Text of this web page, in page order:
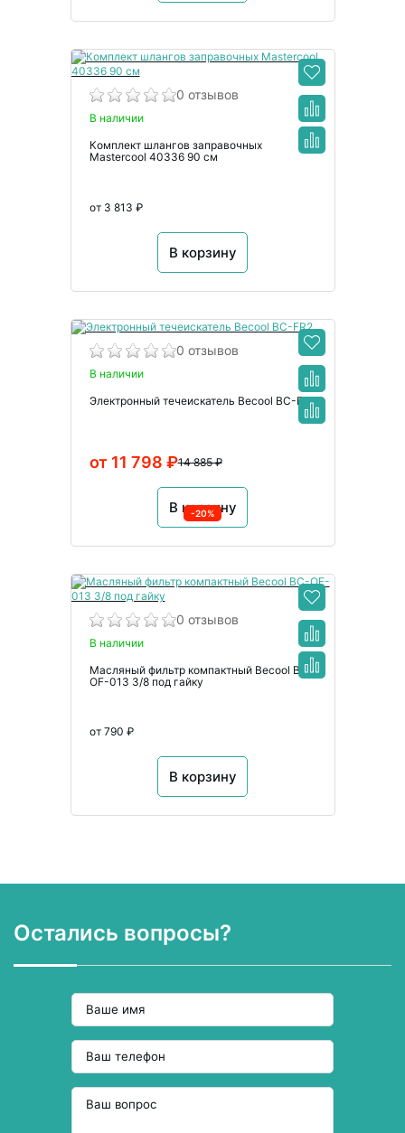
0 отзывов
В наличии
Комплект шлангов заправочных
Mastercool 40336 90 см
от 3 813 ₽
В корзину
0 отзывов
В наличии
Электронный течеискатель Becool BC-FR2
14 885 ₽
от 11 798 ₽
В корзину
-20%
0 отзывов
В наличии
Масляный фильтр компактный Becool BC-
OF-013 3/8 под гайку
от 790 ₽
В корзину
Остались вопросы?